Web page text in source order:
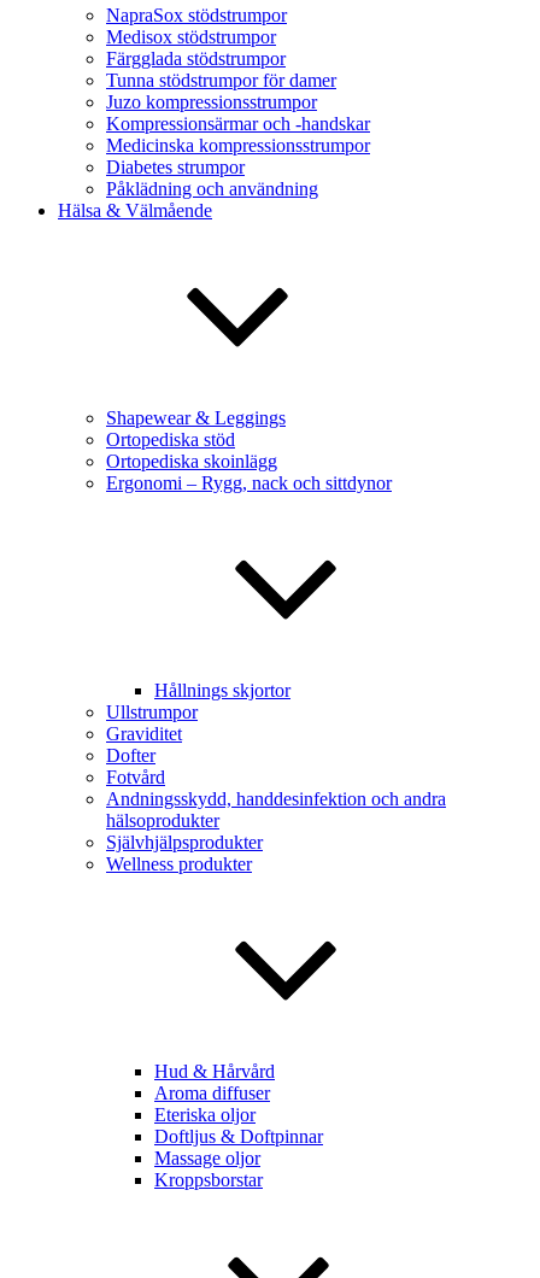
NapraSox stödstrumpor
Medisox stödstrumpor
Färgglada stödstrumpor
Tunna stödstrumpor för damer
Juzo kompressionsstrumpor
Kompressionsärmar och -handskar
Medicinska kompressionsstrumpor
Diabetes strumpor
Påklädning och användning
Hälsa & Välmående
Shapewear & Leggings
Ortopediska stöd
Ortopediska skoinlägg
Ergonomi – Rygg, nack och sittdynor
Hållnings skjortor
Ullstrumpor
Graviditet
Dofter
Fotvård
Andningsskydd, handdesinfektion och andra
hälsoprodukter
Självhjälpsprodukter
Wellness produkter
Hud & Hårvård
Aroma diffuser
Eteriska oljor
Doftljus & Doftpinnar
Massage oljor
Kroppsborstar